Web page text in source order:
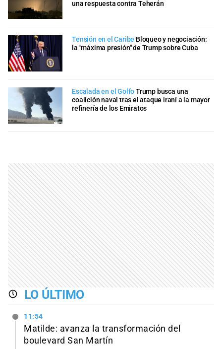
una respuesta contra Teherán
Tensión en el Caribe Bloqueo y negociación:
la "máxima presión" de Trump sobre Cuba
Escalada en el GolfoTrump busca una
coalición naval tras el ataque iraní a la mayor
refinería de los Emiratos
LO ÚLTIMO
11:54
Matilde: avanza la transformación del
boulevard San Martín